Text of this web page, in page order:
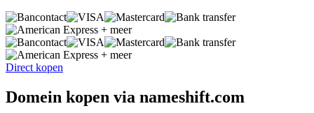
+ meer
+ meer
Direct kopen
Domein kopen via nameshift.com